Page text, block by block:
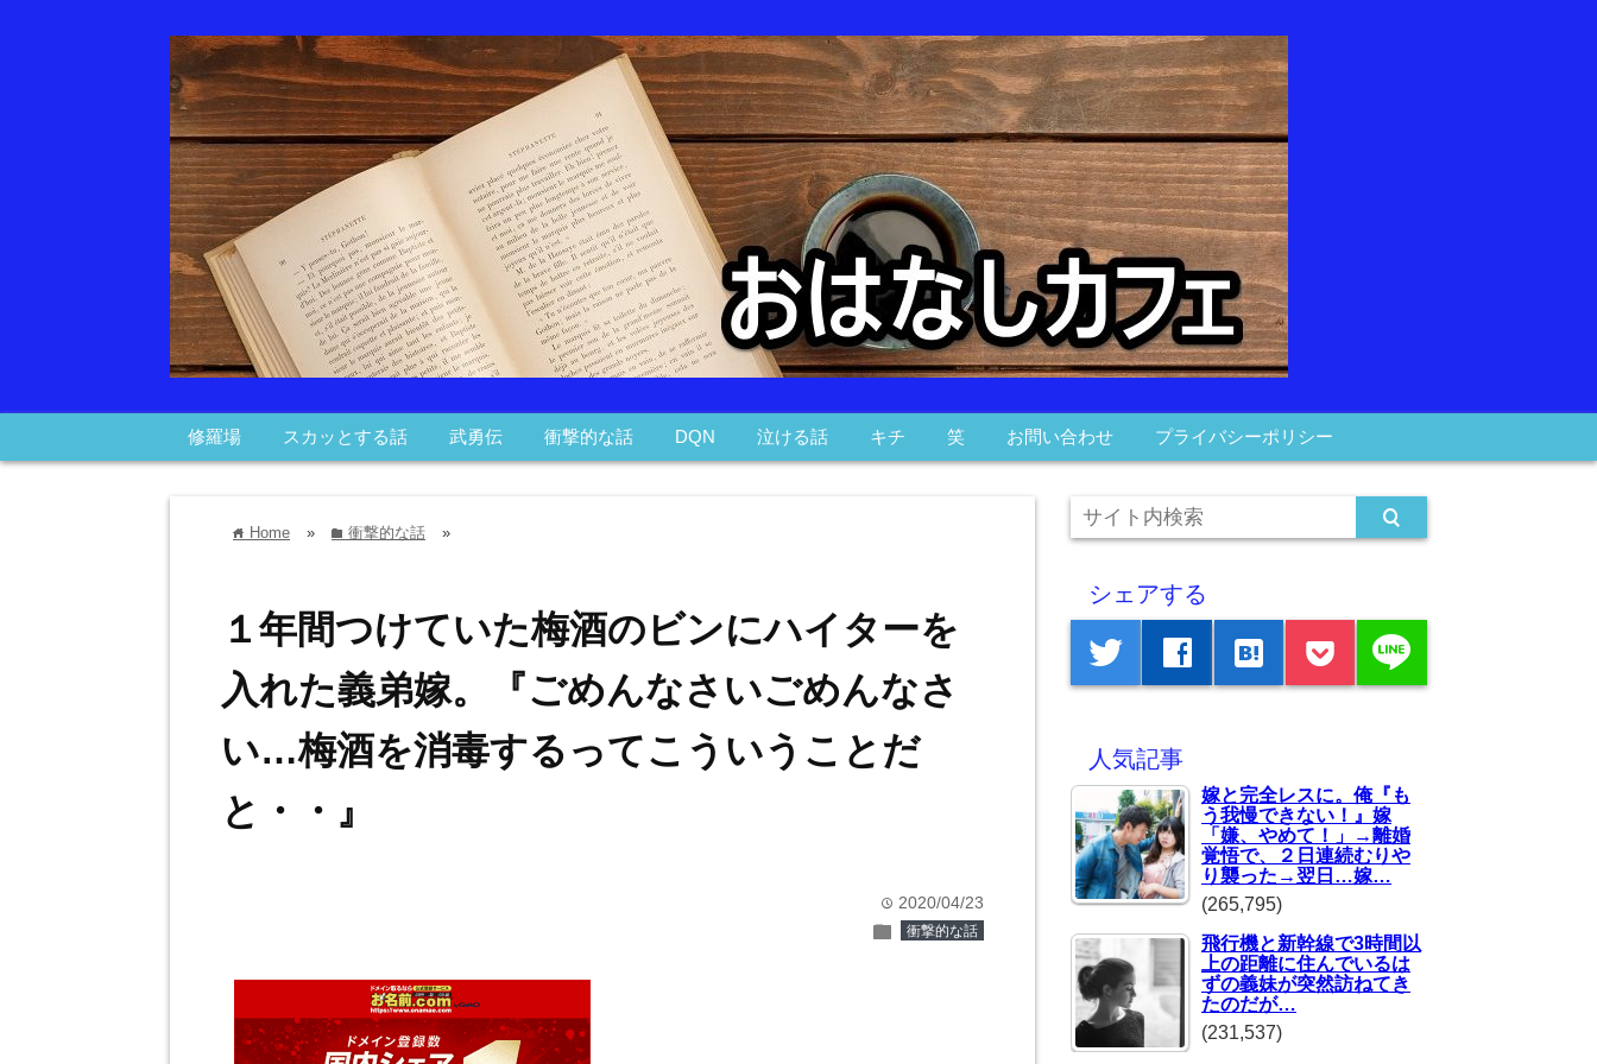
修羅場 スカッとする話 武勇伝 衝撃的な話 DQN 泣ける話 キチ 笑 お問い合わせ プライバシーポリシー
home Home » folder 衝撃的な話 »
１年間つけていた梅酒のビンにハイターを
入れた義弟嫁。『ごめんなさいごめんなさ
い…梅酒を消毒するってこういうことだ
と・・』
time 2020/04/23
folder 衝撃的な話
シェアする
twitter facebook hatenabookmark line
人気記事
嫁と完全レスに。俺『も
う我慢できない！』嫁
「嫌、やめて！」→離婚
覚悟で、２日連続むりや
り襲った→翌日…嫁…
(265,795)
飛行機と新幹線で3時間以
上の距離に住んでいるは
ずの義妹が突然訪ねてき
たのだが…
(231,537)